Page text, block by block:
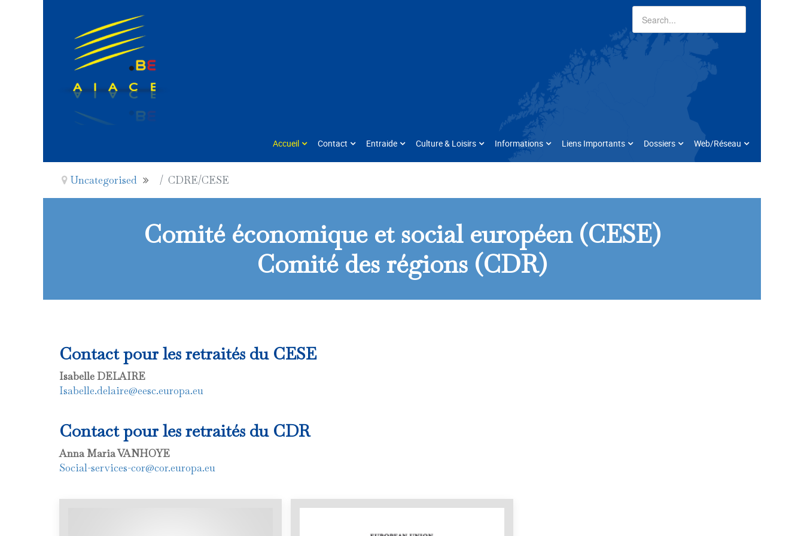
Accueil Contact Entraide Culture & Loisirs Informations Liens Importants Dossiers Web/Réseau
Uncategorised CDRE/CESE
Comité économique et social européen (CESE)
Comité des régions (CDR)
Contact pour les retraités du CESE
Isabelle DELAIRE
Isabelle.delaire@eesc.europa.eu
Contact pour les retraités du CDR
Anna Maria VANHOYE
Social-services-cor@cor.europa.eu